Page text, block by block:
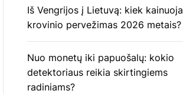
Iš Vengrijos į Lietuvą: kiek kainuoja
krovinio pervežimas 2026 metais?
Nuo monetų iki papuošalų: kokio
detektoriaus reikia skirtingiems
radiniams?